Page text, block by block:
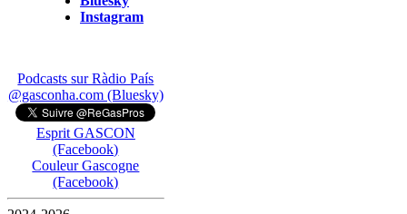
Instagram
Podcasts sur Ràdio País
@gasconha.com (Bluesky)
Esprit GASCON
(Facebook)
Couleur Gascogne
(Facebook)